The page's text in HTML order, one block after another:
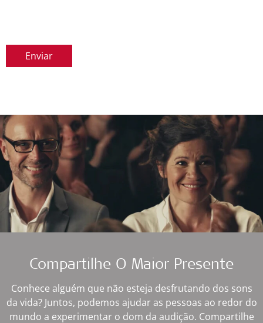
Enviar
Compartilhe O Maior Presente
Conhece alguém que não esteja desfrutando dos sons
da vida? Juntos, podemos ajudar as pessoas ao redor do
mundo a experimentar o dom da audição. Compartilhe